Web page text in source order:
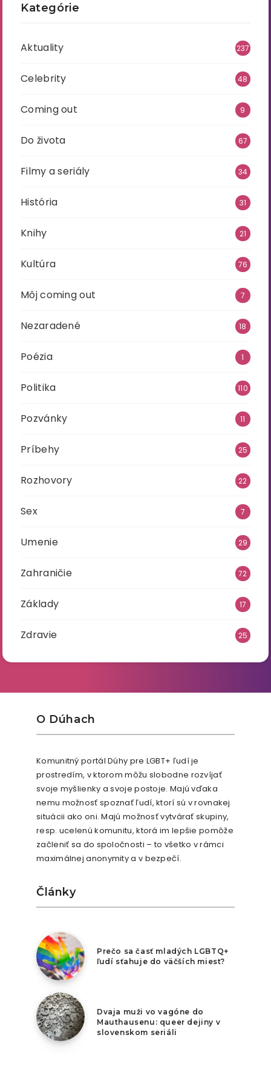
Kategórie
Aktuality 237
Celebrity 48
Coming out 9
Do života 67
Filmy a seriály 34
História 31
Knihy 21
Kultúra 76
Môj coming out 7
Nezaradené 18
Poézia 1
Politika 110
Pozvánky 11
Príbehy 25
Rozhovory 22
Sex 7
Umenie 29
Zahraničie 72
Základy 17
Zdravie 25
O Dúhach
Komunitný portál Dúhy pre LGBT+ ľudí je
prostredím, v ktorom môžu slobodne rozvíjať
svoje myšlienky a svoje postoje. Majú vďaka
nemu možnosť spoznať ľudí, ktorí sú v rovnakej
situácii ako oni. Majú možnosť vytvárať skupiny,
resp. ucelenú komunitu, ktorá im lepšie pomôže
začleniť sa do spoločnosti – to všetko v rámci
maximálnej anonymity a v bezpečí.
Články
Prečo sa časť mladých LGBTQ+
ľudí sťahuje do väčších miest?
Dvaja muži vo vagóne do
Mauthausenu: queer dejiny v
slovenskom seriáli